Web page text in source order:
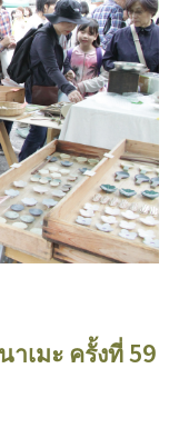
เมะ ครั้งที่ 59